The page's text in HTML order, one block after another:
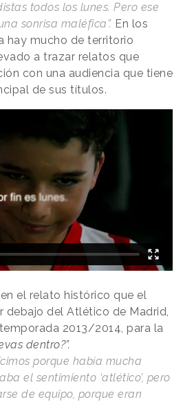
todos los lunes. Pero ese
sonrisa maléfica”. En los
hay mucho de territorio
a trazar relatos que
con una audiencia que tiene
de sus títulos.
el relato histórico que el
debajo del Atlético de Madrid,
2013/2014, para la
dentro?”.
porque había mucha
el sentimiento ‘atlético’, pero
de equipo, porque eran